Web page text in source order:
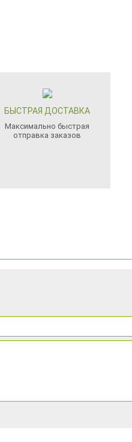
БЫСТРАЯ ДОСТАВКА
Максимально быстрая
отправка заказов